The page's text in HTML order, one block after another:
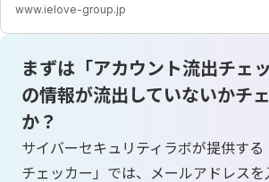
www.ielove-group.jp
まずは「アカウント流出チェ
の情報が流出していないかチ
か？
サイバーセキュリティラボが提供す
チェッカー」では、メールアドレスを